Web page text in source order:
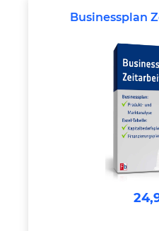
Businessplan